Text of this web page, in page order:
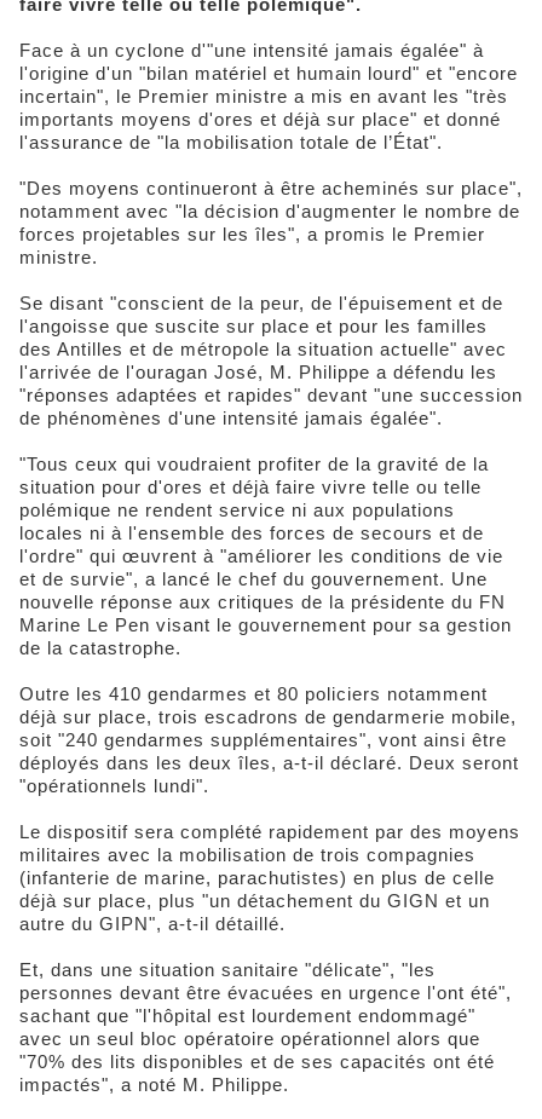
faire vivre telle ou telle polémique".
Face à un cyclone d'"une intensité jamais égalée" à
l'origine d'un "bilan matériel et humain lourd" et "encore
incertain", le Premier ministre a mis en avant les "très
importants moyens d'ores et déjà sur place" et donné
l'assurance de "la mobilisation totale de l’État".
"Des moyens continueront à être acheminés sur place",
notamment avec "la décision d'augmenter le nombre de
forces projetables sur les îles", a promis le Premier
ministre.
Se disant "conscient de la peur, de l'épuisement et de
l'angoisse que suscite sur place et pour les familles
des Antilles et de métropole la situation actuelle" avec
l'arrivée de l'ouragan José, M. Philippe a défendu les
"réponses adaptées et rapides" devant "une succession
de phénomènes d'une intensité jamais égalée".
"Tous ceux qui voudraient profiter de la gravité de la
situation pour d'ores et déjà faire vivre telle ou telle
polémique ne rendent service ni aux populations
locales ni à l'ensemble des forces de secours et de
l'ordre" qui œuvrent à "améliorer les conditions de vie
et de survie", a lancé le chef du gouvernement. Une
nouvelle réponse aux critiques de la présidente du FN
Marine Le Pen visant le gouvernement pour sa gestion
de la catastrophe.
Outre les 410 gendarmes et 80 policiers notamment
déjà sur place, trois escadrons de gendarmerie mobile,
soit "240 gendarmes supplémentaires", vont ainsi être
déployés dans les deux îles, a-t-il déclaré. Deux seront
"opérationnels lundi".
Le dispositif sera complété rapidement par des moyens
militaires avec la mobilisation de trois compagnies
(infanterie de marine, parachutistes) en plus de celle
déjà sur place, plus "un détachement du GIGN et un
autre du GIPN", a-t-il détaillé.
Et, dans une situation sanitaire "délicate", "les
personnes devant être évacuées en urgence l'ont été",
sachant que "l'hôpital est lourdement endommagé"
avec un seul bloc opératoire opérationnel alors que
"70% des lits disponibles et de ses capacités ont été
impactés", a noté M. Philippe.